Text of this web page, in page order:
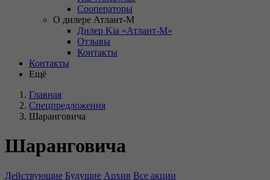
Сооператоры
О дилере Атлант-М
Дилер Kia «Атлант-М»
Отзывы
Контакты
Контакты
Ещё
Главная
Спецпредложения
Шаранговича
Шаранговича
Действующие Будущие Архив Все акции